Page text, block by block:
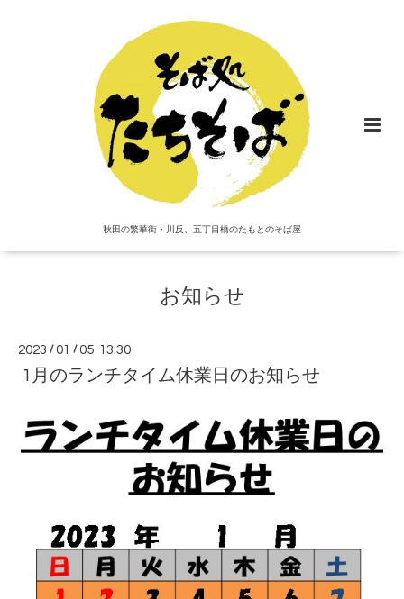
秋田の繁華街・川反、五丁目橋のたもとのそば屋
お知らせ
2023 /01 /05 13:30
1月のランチタイム休業日のお知らせ